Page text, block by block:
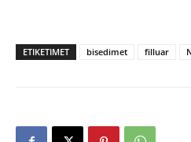
ETIKETIMET bisedimet filluar